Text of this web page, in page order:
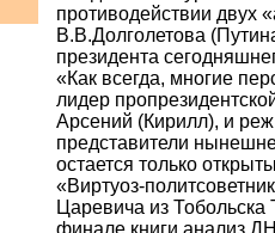
противодействии двух
В.В.Долголетова
президента
«Как всегда, многие
лидер
Арсений (Кирилл), и
представители
остается только
«Виртуоз-
Царевича из
финале книги анализ